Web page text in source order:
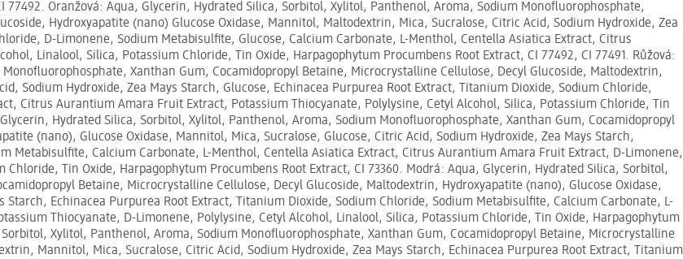
Oranžová: Aqua, Glycerin, Hydrated Silica, Sorbitol, Xylitol, Panthenol, Aroma, Sodium Monofluorophosphate,
Hydroxyapatite (nano) Glucose Oxidase, Mannitol, Maltodextrin, Mica, Sucralose, Citric Acid, Sodium Hydroxide, Zea
D-Limonene, Sodium Metabisulfite, Glucose, Calcium Carbonate, L-Menthol, Centella Asiatica Extract, Citrus
Linalool, Silica, Potassium Chloride, Tin Oxide, Harpagophytum Procumbens Root Extract, CI 77492, CI 77491. Růžová:
Xanthan Gum, Cocamidopropyl Betaine, Microcrystalline Cellulose, Decyl Glucoside, Maltodextrin,
Sodium Hydroxide, Zea Mays Starch, Glucose, Echinacea Purpurea Root Extract, Titanium Dioxide, Sodium Chloride,
Citrus Aurantium Amara Fruit Extract, Potassium Thiocyanate, Polylysine, Cetyl Alcohol, Silica, Potassium Chloride, Tin
Hydrated Silica, Sorbitol, Xylitol, Panthenol, Aroma, Sodium Monofluorophosphate, Xanthan Gum, Cocamidopropyl
(nano), Glucose Oxidase, Mannitol, Mica, Sucralose, Glucose, Citric Acid, Sodium Hydroxide, Zea Mays Starch,
Metabisulfite, Calcium Carbonate, L-Menthol, Centella Asiatica Extract, Citrus Aurantium Amara Fruit Extract, D-Limonene,
Tin Oxide, Harpagophytum Procumbens Root Extract, CI 73360. Modrá: Aqua, Glycerin, Hydrated Silica, Sorbitol,
Betaine, Microcrystalline Cellulose, Decyl Glucoside, Maltodextrin, Hydroxyapatite (nano), Glucose Oxidase,
Echinacea Purpurea Root Extract, Titanium Dioxide, Sodium Chloride, Sodium Metabisulfite, Calcium Carbonate, L-
Thiocyanate, D-Limonene, Polylysine, Cetyl Alcohol, Linalool, Silica, Potassium Chloride, Tin Oxide, Harpagophytum
Xylitol, Panthenol, Aroma, Sodium Monofluorophosphate, Xanthan Gum, Cocamidopropyl Betaine, Microcrystalline
Mannitol, Mica, Sucralose, Citric Acid, Sodium Hydroxide, Zea Mays Starch, Echinacea Purpurea Root Extract, Titanium